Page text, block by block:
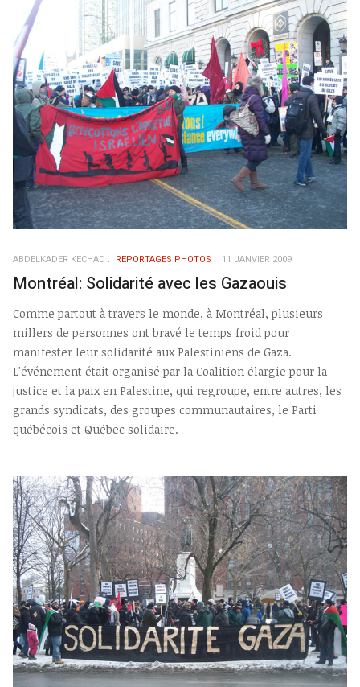
ABDELKADER KECHAD REPORTAGES PHOTOS 11 JANVIER 2009
Montréal: Solidarité avec les Gazaouis
Comme partout à travers le monde, à Montréal, plusieurs
millers de personnes ont bravé le temps froid pour
manifester leur solidarité aux Palestiniens de Gaza.
L'événement était organisé par la Coalition élargie pour la
justice et la paix en Palestine, qui regroupe, entre autres, les
grands syndicats, des groupes communautaires, le Parti
québécois et Québec solidaire.